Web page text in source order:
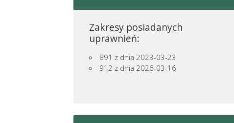
Zakresy posiadanych
uprawnień:
891 z dnia 2023-03-23
912 z dnia 2026-03-16